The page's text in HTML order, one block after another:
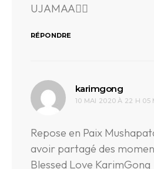
UJAMAA✊🏿
RÉPONDRE
karimgongdit :
10 MAI 2020 À 22 H 05
Repose en Paix
avoir partagé des
Blessed Love KarimGong